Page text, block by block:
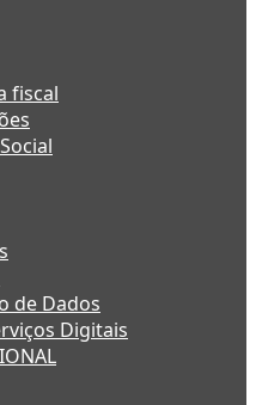
fiscal
de Dados
Digitais